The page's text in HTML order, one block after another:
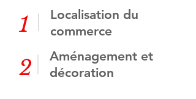
Localisation du
commerce
1
2
Aménagement et
décoration